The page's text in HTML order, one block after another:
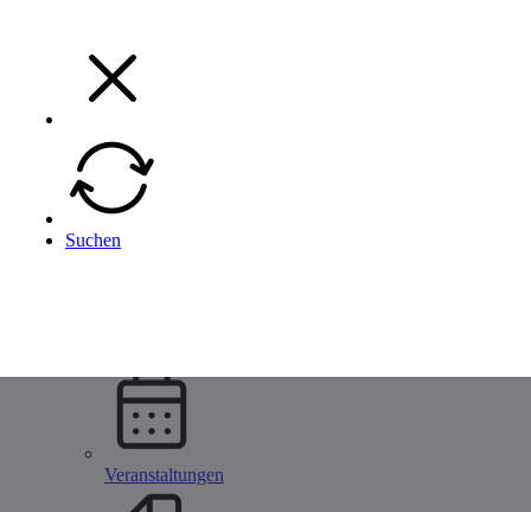
Menü
Veranstaltungen
Zurück
Unternehmen
Suchen